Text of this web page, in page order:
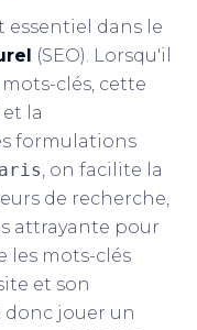
essentiel dans le
(SEO). Lorsqu'il
clés, cette
la
formulations
, on facilite la
de recherche,
attrayante pour
les mots-clés
et son
donc jouer un